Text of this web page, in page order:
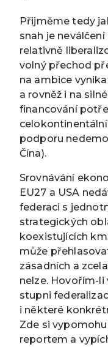
Přijměme tedy
snah je
relativně
volný přechod
na ambice
a rovněž i na
financování
podporu
Čína).
Srovnávání
EU27 a USA
federaci s
strategických
koexistujících
může
zásadních a
nelze. Hovořím-li
stupni
i některé
Zde si
reportem a